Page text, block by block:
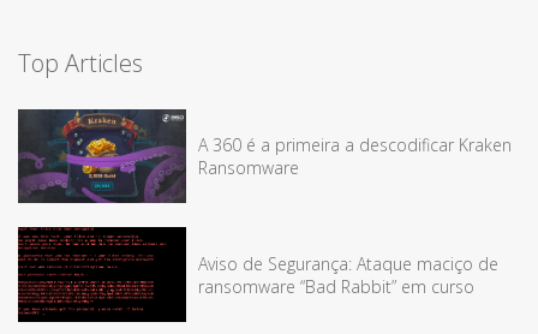
Top Articles
A 360 é a primeira a descodificar Kraken
Ransomware
Aviso de Segurança: Ataque maciço de
ransomware “Bad Rabbit” em curso